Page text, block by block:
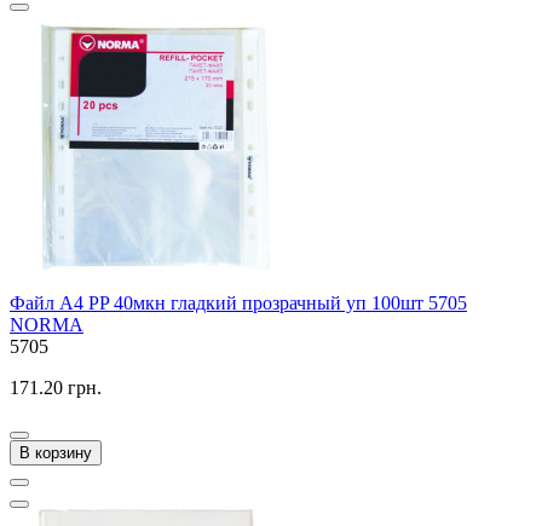
Файл A4 PP 40мкн гладкий прозрачный уп 100шт 5705
NORMA
5705
171.20 грн.
В корзину